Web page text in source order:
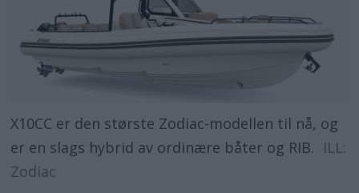
Logg inn
X10CC er den største Zodiac-modellen til nå, og
er en slags hybrid av ordinære båter og RIB.
ILL:
Zodiac